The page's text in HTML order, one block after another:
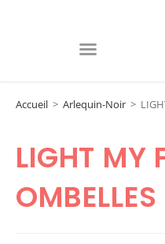
Accueil > Arlequin-Noir >
LIGHT MY
OMBELLES